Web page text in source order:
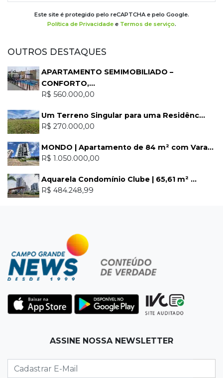
Este site é protegido pelo reCAPTCHA e pelo Google.
Política de Privacidadee Termos de serviço.
OUTROS DESTAQUES
APARTAMENTO SEMIMOBILIADO –
CONFORTO,...
R$ 560.000,00
Um Terreno Singular para uma Residênc...
R$ 270.000,00
MONDO | Apartamento de 84 m² com Vara...
R$ 1.050.000,00
Aquarela Condomínio Clube | 65,61 m² ...
R$ 484.248,99
ASSINE NOSSA NEWSLETTER